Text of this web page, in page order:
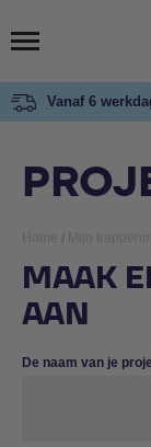
Vanaf 6
/
MAAK
AAN
De naam van je